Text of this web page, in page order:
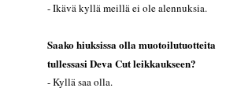
- Ikävä kyllä meillä ei ole alennuksia.
Saako hiuksissa olla muotoilutuotteita
tullessasi Deva Cut leikkaukseen?
- Kyllä saa olla.